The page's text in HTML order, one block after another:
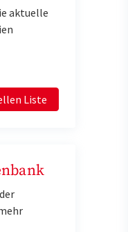
aktuelle
Liste